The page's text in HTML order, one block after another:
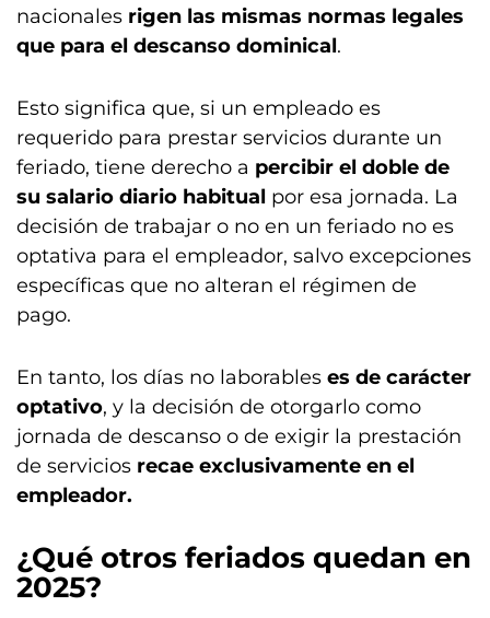
nacionales rigen las mismas normas legales
que para el descanso dominical.
Esto significa que, si un empleado es
requerido para prestar servicios durante un
feriado, tiene derecho a percibir el doble de
su salario diario habitual por esa jornada. La
decisión de trabajar o no en un feriado no es
optativa para el empleador, salvo excepciones
específicas que no alteran el régimen de
pago.
En tanto, los días no laborables es de carácter
optativo, y la decisión de otorgarlo como
jornada de descanso o de exigir la prestación
de servicios recae exclusivamente en el
empleador.
¿Qué otros feriados quedan en
2025?